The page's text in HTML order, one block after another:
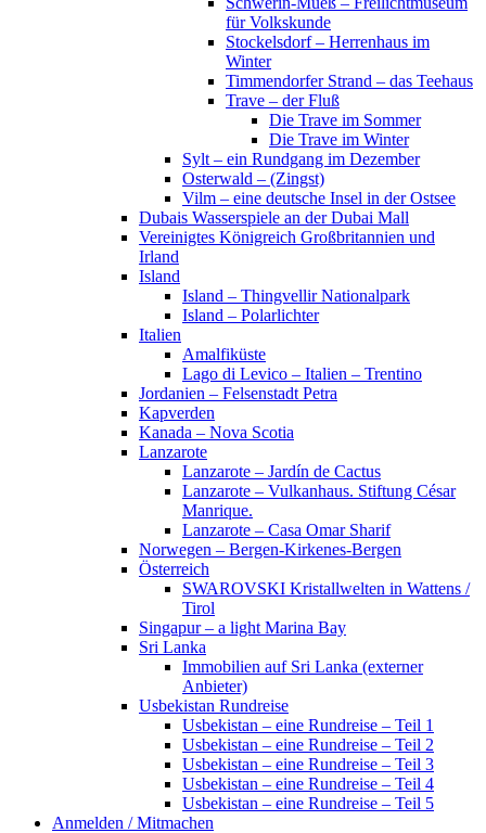
für Volkskunde
Stockelsdorf – Herrenhaus im
Winter
Timmendorfer Strand – das Teehaus
Trave – der Fluß
Die Trave im Sommer
Die Trave im Winter
Sylt – ein Rundgang im Dezember
Osterwald – (Zingst)
Vilm – eine deutsche Insel in der Ostsee
Dubais Wasserspiele an der Dubai Mall
Vereinigtes Königreich Großbritannien und
Irland
Island
Island – Thingvellir Nationalpark
Island – Polarlichter
Italien
Amalfiküste
Lago di Levico – Italien – Trentino
Jordanien – Felsenstadt Petra
Kapverden
Kanada – Nova Scotia
Lanzarote
Lanzarote – Jardín de Cactus
Lanzarote – Vulkanhaus. Stiftung César
Manrique.
Lanzarote – Casa Omar Sharif
Norwegen – Bergen-Kirkenes-Bergen
Österreich
SWAROVSKI Kristallwelten in Wattens /
Tirol
Singapur – a light Marina Bay
Sri Lanka
Immobilien auf Sri Lanka (externer
Anbieter)
Usbekistan Rundreise
Usbekistan – eine Rundreise – Teil 1
Usbekistan – eine Rundreise – Teil 2
Usbekistan – eine Rundreise – Teil 3
Usbekistan – eine Rundreise – Teil 4
Usbekistan – eine Rundreise – Teil 5
Anmelden / Mitmachen